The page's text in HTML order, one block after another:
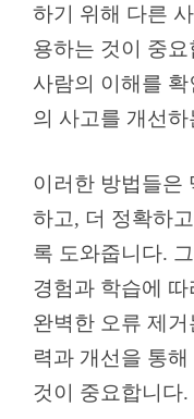
하기 위해 다른
용하는 것이 중
사람의 이해를
의 사고를 개선
이러한 방법들은
하고, 더 정확하
록 도와줍니다.
경험과 학습에
완벽한 오류 제
력과 개선을 통
것이 중요합니다.